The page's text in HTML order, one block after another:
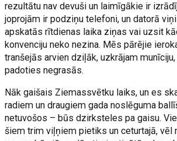
rezultātu nav devuši un laimīgākie ir
joprojām ir podziņu telefoni, un datorā
apskatās rītdienas laika ziņas vai uzsit
konvenciju neko nezina. Mēs pārējie
tranšejās arvien dziļāk, uzkrājam
padoties negrasās.
Nāk gaišais Ziemassvētku laiks, un es
radiem un draugiem gada noslēguma
netuvošos – būs dzirksteles pa gaisu.
šiem trim viļņiem pietiks un ceturtajā, vēl